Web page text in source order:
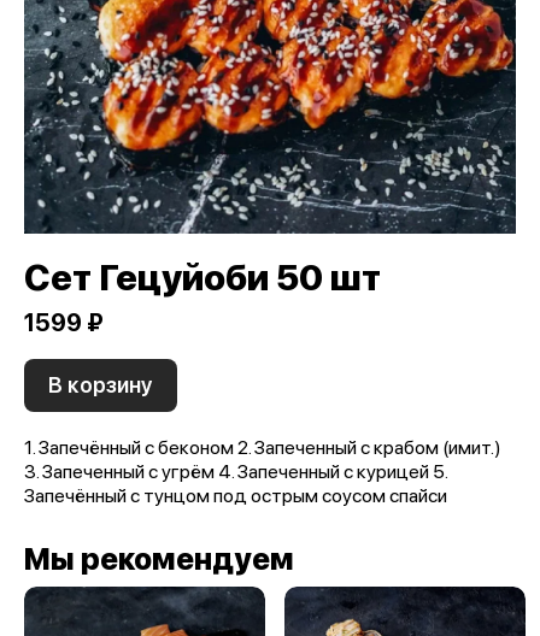
Сет Гецуйоби 50 шт
1599 ₽
В корзину
1. Запечённый с беконом 2. Запеченный с крабом (имит.)
3. Запеченный с угрём 4. Запеченный с курицей 5.
Запечённый с тунцом под острым соусом спайси
Мы рекомендуем